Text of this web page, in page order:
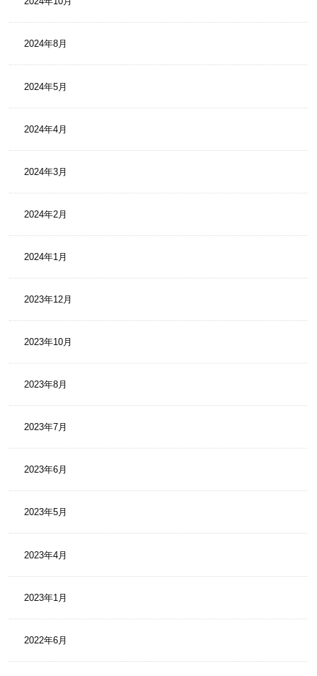
2024年8月
2024年5月
2024年4月
2024年3月
2024年2月
2024年1月
2023年12月
2023年10月
2023年8月
2023年7月
2023年6月
2023年5月
2023年4月
2023年1月
2022年6月